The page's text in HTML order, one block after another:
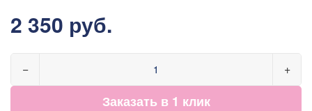
2 350 руб.
− +
Заказать в 1 клик